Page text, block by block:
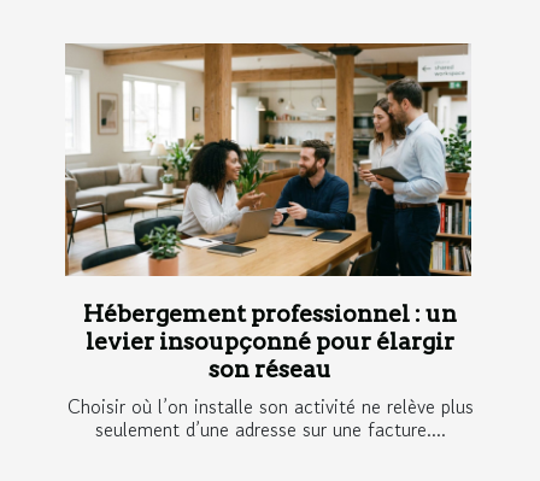
Hébergement professionnel : un
levier insoupçonné pour élargir
son réseau
Choisir où l’on installe son activité ne relève plus
seulement d’une adresse sur une facture....